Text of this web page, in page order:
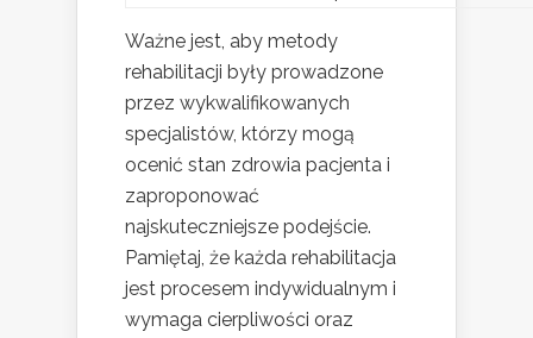
Ważne jest, aby metody
rehabilitacji były prowadzone
przez wykwalifikowanych
specjalistów, którzy mogą
ocenić stan zdrowia pacjenta i
zaproponować
najskuteczniejsze podejście.
Pamiętaj, że każda rehabilitacja
jest procesem indywidualnym i
wymaga cierpliwości oraz